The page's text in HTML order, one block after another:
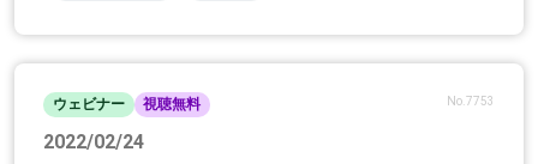
ウェビナー 視聴無料 No.7753
2022/02/24